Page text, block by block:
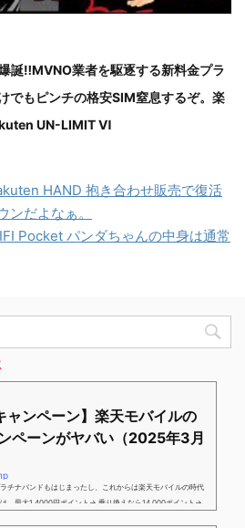
誕‼MVNO業者を駆逐する新料金プラ
でもピンチの格安SIM窒息するぞ。楽
UN-LIMIT Ⅵ
HAND 抱き合わせ販売で復活
ンだよなぁ。
Pocket パンダちゃんの中身は通常
ャンペーン】楽天モバイルの
ペーンがヤバい（2025年3月
チナバンドもはじまったし、これからは楽天モバイルの時代
。最大1,4000円ポイント→ 乗り換えなら14,000ポイント→